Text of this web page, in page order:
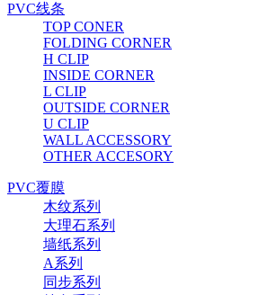
PVC线条
TOP CONER
FOLDING CORNER
H CLIP
INSIDE CORNER
L CLIP
OUTSIDE CORNER
U CLIP
WALL ACCESSORY
OTHER ACCESORY
PVC覆膜
木纹系列
大理石系列
墙纸系列
A系列
同步系列